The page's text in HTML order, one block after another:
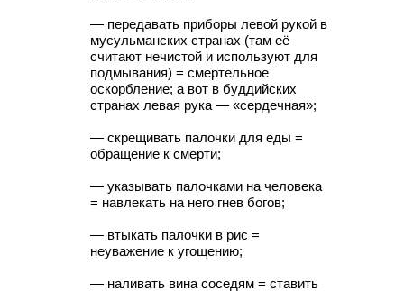
— передавать приборы левой рукой в
мусульманских странах (там её
считают нечистой и используют для
подмывания) = смертельное
оскорбление; а вот в буддийских
странах левая рука — «сердечная»;
— скрещивать палочки для еды =
обращение к смерти;
— указывать палочками на человека
= навлекать на него гнев богов;
— втыкать палочки в рис =
неуважение к угощению;
— наливать вина соседям = ставить